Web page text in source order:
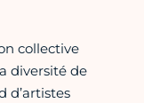
collective
diversité de
d’artistes